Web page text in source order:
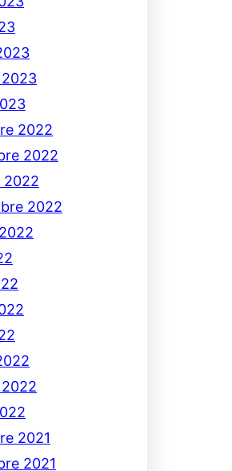
2022
2022
2022
2022
2021
2021